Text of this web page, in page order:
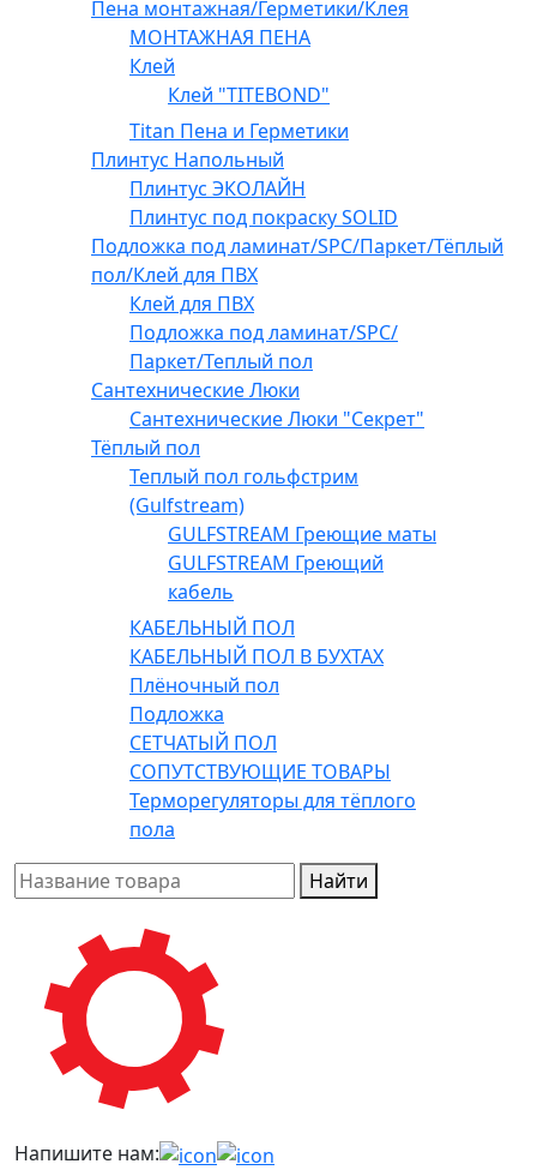
Пена монтажная/Герметики/Клея
МОНТАЖНАЯ ПЕНА
Клей
Клей "TITEBOND"
Titan Пена и Герметики
Плинтус Напольный
Плинтус ЭКОЛАЙН
Плинтус под покраску SOLID
Подложка под ламинат/SPC/Паркет/Тёплый
пол/Клей для ПВХ
Клей для ПВХ
Подложка под ламинат/SPC/
Паркет/Теплый пол
Сантехнические Люки
Сантехнические Люки "Секрет"
Тёплый пол
Теплый пол гольфстрим
(Gulfstream)
GULFSTREAM Греющие маты
GULFSTREAM Греющий
кабель
КАБЕЛЬНЫЙ ПОЛ
КАБЕЛЬНЫЙ ПОЛ В БУХТАХ
Плёночный пол
Подложка
СЕТЧАТЫЙ ПОЛ
СОПУТСТВУЮЩИЕ ТОВАРЫ
Терморегуляторы для тёплого
пола
Найти
Напишите нам: